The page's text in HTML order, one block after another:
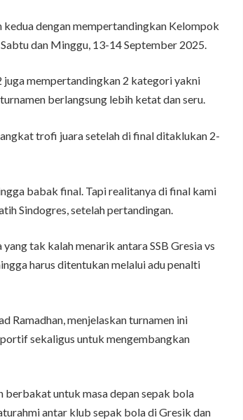
kedua dengan mempertandingkan Kelompok
dan Minggu, 13-14 September 2025.
mempertandingkan 2 kategori yakni
berlangsung lebih ketat dan seru.
trofi juara setelah di final ditaklukan 2-
babak final. Tapi realitanya di final kami
Sindogres, setelah pertandingan.
tak kalah menarik antara SSB Gresia vs
harus ditentukan melalui adu penalti
Ramadhan, menjelaskan turnamen ini
sekaligus untuk mengembangkan
untuk masa depan sepak bola
antar klub sepak bola di Gresik dan